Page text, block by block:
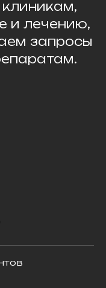
клиникам,
и лечению,
запросы